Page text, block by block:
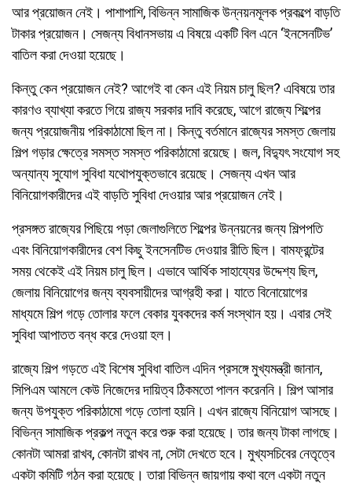
আর প্রয়োজন নেই। পাশাপাশি, বিভিন্ন সামাজিক উন্নয়নমূলক প্রকল্পে বাড়তি
টাকার প্রয়োজন। সেজন্য বিধানসভায় এ বিষয়ে একটি বিল এনে ‘ইনসেনটিভ’
বাতিল করা দেওয়া হয়েছে।
কিন্তু কেন প্রয়োজন নেই? আগেই বা কেন এই নিয়ম চালু ছিল? এবিষয়ে তার
কারণও ব্যাখ্যা করতে গিয়ে রাজ্য সরকার দাবি করেছে, আগে রাজ্যে শিল্পের
জন্য প্রয়োজনীয় পরিকাঠামো ছিল না। কিন্তু বর্তমানে রাজ্যের সমস্ত জেলায়
শিল্প গড়ার ক্ষেত্রে সমস্ত সমস্ত পরিকাঠামো রয়েছে। জল, বিদ্যুৎ সংযোগ সহ
অন্যান্য সুযোগ সুবিধা যথোপযুক্তভাবে রয়েছে। সেজন্য এখন আর
বিনিয়োগকারীদের এই বাড়তি সুবিধা দেওয়ার আর প্রয়োজন নেই।
প্রসঙ্গত রাজ্যের পিছিয়ে পড়া জেলাগুলিতে শিল্পের উন্নয়নের জন্য শিল্পপতি
এবং বিনিয়োগকারীদের বেশ কিছু ইনসেনটিভ দেওয়ার রীতি ছিল। বামফ্রন্টের
সময় থেকেই এই নিয়ম চালু ছিল। এভাবে আর্থিক সাহায্যের উদ্দেশ্য ছিল,
জেলায় বিনিয়োগের জন্য ব্যবসায়ীদের আগ্রহী করা। যাতে বিনোয়োগের
মাধ্যমে শিল্প গড়ে তোলার ফলে বেকার যুবকদের কর্ম সংস্থান হয়। এবার সেই
সুবিধা আপাতত বন্ধ করে দেওয়া হল।
রাজ্যে শিল্প গড়তে এই বিশেষ সুবিধা বাতিল এদিন প্রসঙ্গে মুখ্যমন্ত্রী জানান,
সিপিএম আমলে কেউ নিজেদের দায়িত্ব ঠিকমতো পালন করেননি। শিল্প আসার
জন্য উপযুক্ত পরিকাঠামো গড়ে তোলা হয়নি। এখন রাজ্যে বিনিয়োগ আসছে।
বিভিন্ন সামাজিক প্রকল্প নতুন করে শুরু করা হয়েছে। তার জন্য টাকা লাগছে।
কোনটা আমরা রাখব, কোনটা রাখব না, সেটা দেখতে হবে। মুখ্যসচিবের নেতৃত্বে
একটা কমিটি গঠন করা হয়েছে। তারা বিভিন্ন জায়গায় কথা বলে একটা নতুন